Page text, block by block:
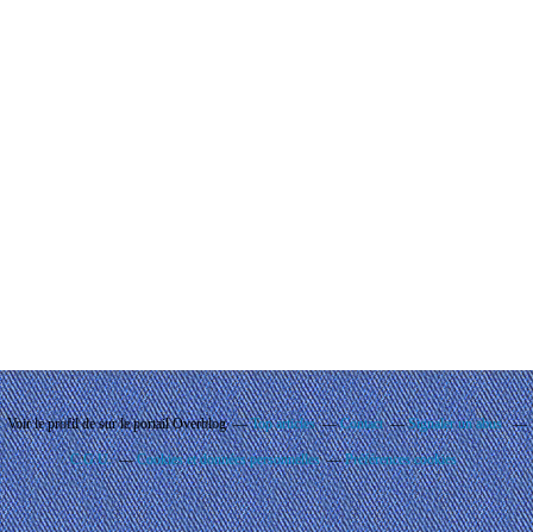
Voir le profil desur le portail Overblog Top articles Contact Signaler un abus
C.G.U. Cookies et données personnelles Préférences cookies